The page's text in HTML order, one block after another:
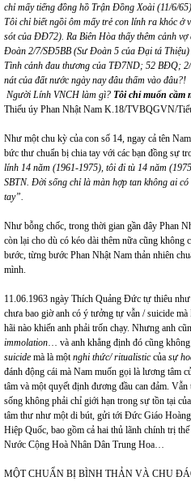
chỉ mấy tiếng đồng hồ Trận Đồng Xoài (11/6/65)
Tôi chỉ biết ngồi ôm mấy trẻ con lính ra khóc ở
sót của ĐĐ72). Ra Biên Hòa thấy thêm cảnh
Đoàn 2/7/SĐ5BB (Sư Đoàn 5 của Đại tá Thiệu)
Tình cảnh đau thương của TĐ7ND; 52 BĐQ;
nát của đất nước ngày nay đâu thấm vào đâu?!
Người Lính VNCH làm gì? Tôi chỉ muốn cầm
Thiếu úy Phan Nhật Nam K.18/TVBQGVN/
Như một chu kỳ của con số 14, ngay cả tên
bức thư chuẩn bị chia tay với các bạn đồng sự
lính 14 năm (1961-1975), tôi đi tù 14 năm
SBTN. Đời sống chỉ là màn hợp tan không ai
tay”.
Như bỗng chốc, trong thời gian gần đây Phan
còn lại cho dù có kéo dài thêm nữa cũng
bước, từng bước Phan Nhật Nam thản nhiên
mình.
11.06.1963 ngày Thích Quảng Đức tự thiêu
chưa bao giờ anh có ý tưởng tự vẫn / suicide
hãi nào khiến anh phải trốn chạy. Nhưng anh
immolation… và anh khẳng định đó cũng
suicide mà là mộtnghi thức/ ritualisticcủa sự
đánh động cái mà Nam muốn gọi là lương tâm
tâm và một quyết định đương đầu can đảm.
sống không phải chỉ giới hạn trong sự tồn tại
tâm thư như một di bút, gửi tới Đức Giáo
Hiệp Quốc, bao gồm cả hai thủ lãnh chính trị
Nước Cộng Hoà Nhân Dân Trung Hoa…
MỘT CHUẨN BỊ BÌNH THẢN VÀ CHU